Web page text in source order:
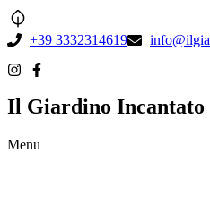
+39 3332314619
Il Giardino Incantato
Menu